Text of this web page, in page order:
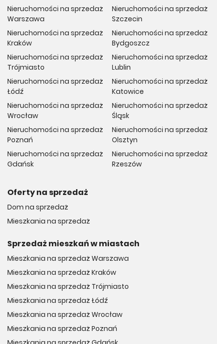
Nieruchomości na sprzedaż
Warszawa
Nieruchomości na sprzedaż
Kraków
Nieruchomości na sprzedaż
Trójmiasto
Nieruchomości na sprzedaż
Łódź
Nieruchomości na sprzedaż
Wrocław
Nieruchomości na sprzedaż
Poznań
Nieruchomości na sprzedaż
Gdańsk
Nieruchomości na sprzedaż
Szczecin
Nieruchomości na sprzedaż
Bydgoszcz
Nieruchomości na sprzedaż
Lublin
Nieruchomości na sprzedaż
Katowice
Nieruchomości na sprzedaż
Śląsk
Nieruchomości na sprzedaż
Olsztyn
Nieruchomości na sprzedaż
Rzeszów
Oferty na sprzedaż
Dom na sprzedaż
Mieszkania na sprzedaż
Sprzedaż mieszkań w miastach
Mieszkania na sprzedaż Warszawa
Mieszkania na sprzedaż Kraków
Mieszkania na sprzedaż Trójmiasto
Mieszkania na sprzedaż Łódź
Mieszkania na sprzedaż Wrocław
Mieszkania na sprzedaż Poznań